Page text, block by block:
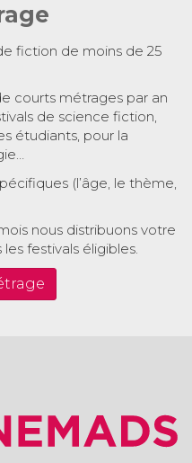
fiction de moins de 25
courts métrages par an
de science fiction,
étudiants, pour la
(l’âge, le thème,
nous distribuons votre
festivals éligibles.